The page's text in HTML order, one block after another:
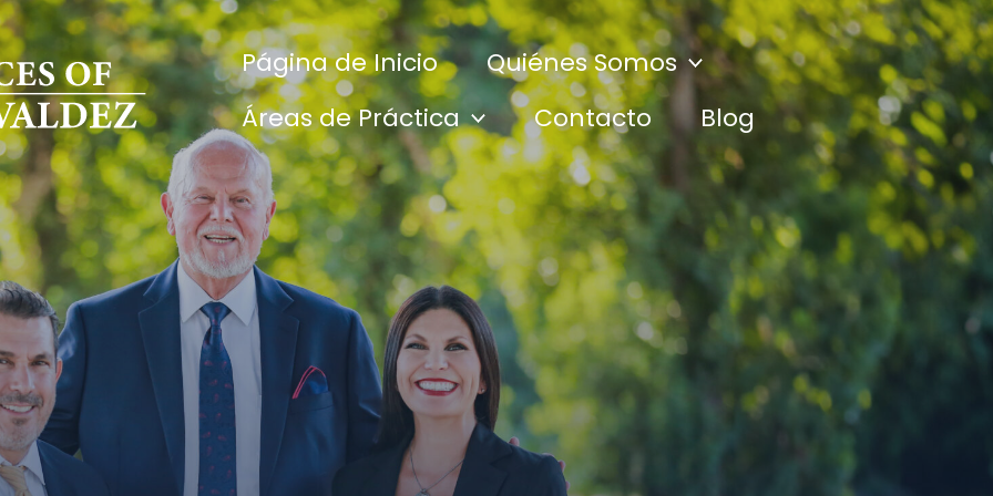
Página de Inicio
Quiénes Somos
Áreas de Práctica
Contacto Blog